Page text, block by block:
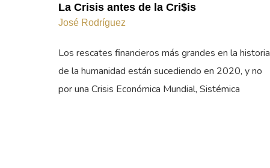
La Crisis antes de la Cri$is
José Rodríguez
Los rescates financieros más grandes en la historia
de la humanidad están sucediendo en 2020, y no
por una Crisis Económica Mundial, Sistémica